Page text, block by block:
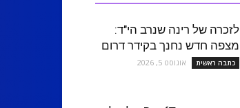
לזכרה של רינה שנרב הי"ד:
מצפה חדש נחנך בקידר דרום
כתבה ראשית אוגוסט 5, 2026